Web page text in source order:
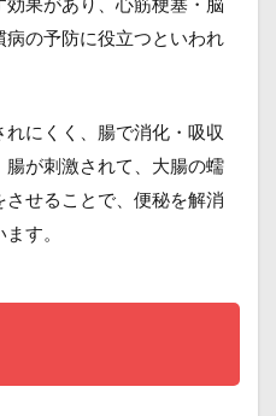
の予防に役立つといわれ
にくく、腸で消化・吸収
が刺激されて、大腸の蠕
せることで、便秘を解消
す。